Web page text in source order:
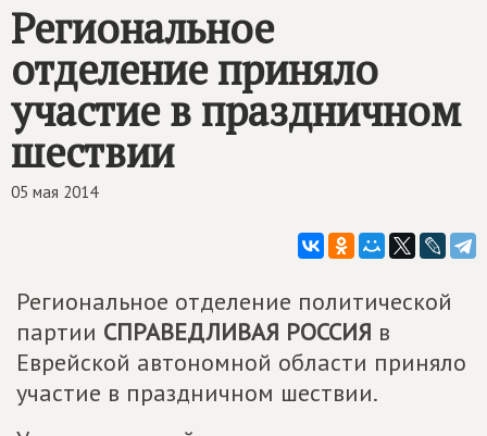
Региональное
отделение приняло
участие в праздничном
шествии
05 мая 2014
Региональное отделение политической
партии СПРАВЕДЛИВАЯ РОССИЯ в
Еврейской автономной области приняло
участие в праздничном шествии.